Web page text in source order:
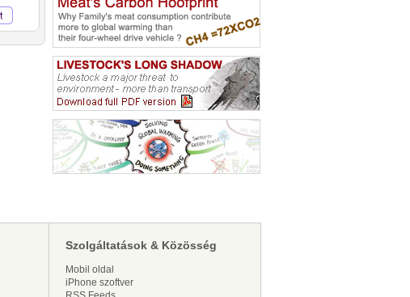
Szolgáltatások & Közösség
Mobil oldal
iPhone szoftver